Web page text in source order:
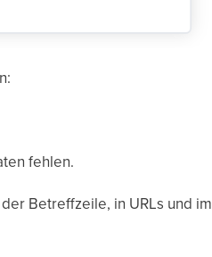
fehlen.
Betreffzeile, in URLs und im